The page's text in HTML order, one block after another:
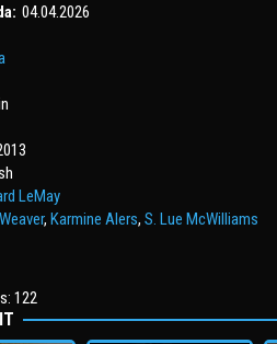
04.04.2026
LeMay
, Karmine Alers, S. Lue McWilliams
122